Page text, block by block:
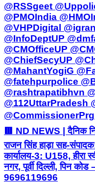
@RSSgeet
@PMOIndia
@VHPDigital
@InfoDeptUP
@CMOfficeUP
@ChiefSecyUP
@MahantYogiG
@fatehpurpolice
@rashtrapatibhvn
@112UttarPradesh
🟥 ND NEWS | दैनिक
राजन सिंह हाड़ा सह-
कार्यालय-3: U158, हीरा
नगर, पूर्वी दिल्ली, पिन
9696119696